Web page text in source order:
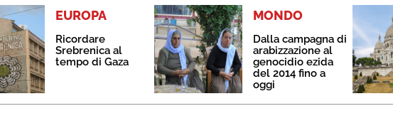
EUROPA
Ricordare
Srebrenica al
tempo di Gaza
MONDO
Dalla campagna di
arabizzazione al
genocidio ezida
del 2014 fino a
oggi